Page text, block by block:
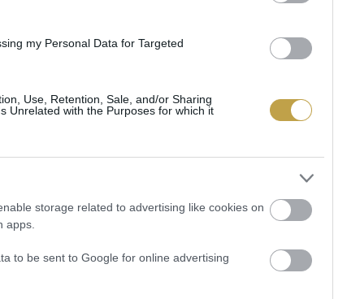
my Personal Data for Targeted
Use, Retention, Sale, and/or Sharing
Unrelated with the Purposes for which it
storage related to advertising like cookies on
apps.
to be sent to Google for online advertising
rajzolódik ki, hogy a farsangi időszak
– még ha akkoriban nyilvánvalóan nem
és vélhetően kevésbé volt édes, mint